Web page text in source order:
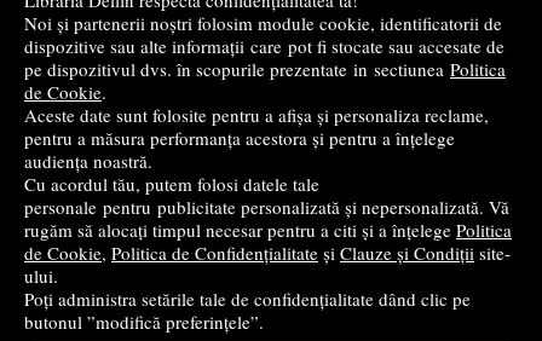
Noi și partenerii noștri folosim module cookie, identificatorii de
dispozitive sau alte informații care pot fi stocate sau accesate de
pe dispozitivul dvs. în scopurile prezentate in sectiunea Politica
de Cookie.
Aceste date sunt folosite pentru a afișa și personaliza reclame,
pentru a măsura performanța acestora și pentru a înțelege
audiența noastră.
Cu acordul tău, putem folosi datele tale
personale pentru publicitate personalizată și nepersonalizată. Vă
rugăm să alocați timpul necesar pentru a citi și a înțelege Politica
de Cookie, Politica de Confidențialitate și Clauze și Condiții site-
ului.
Poți administra setările tale de confidențialitate dând clic pe
butonul ”modifică preferințele”.
Cele mai bune cărți de istorie
Top cărți beletristică
...toate știrile
© 2004 - 2026 Grup DZC SRL
Magazin onlinecreat de Vital Soft
Created in 0.0893 sec